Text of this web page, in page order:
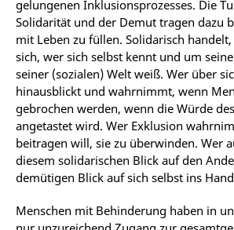
gelungenen Inklusionsprozesses. Die
Solidarität und der Demut tragen dazu
mit Leben zu füllen. Solidarisch
sich, wer sich selbst kennt und um
seiner (sozialen) Welt weiß. Wer über
hinausblickt und wahrnimmt, wenn
gebrochen werden, wenn die Würde
angetastet wird. Wer Exklusion
beitragen will, sie zu überwinden. Wer
diesem solidarischen Blick auf den
demütigen Blick auf sich selbst ins
Menschen mit Behinderung haben in